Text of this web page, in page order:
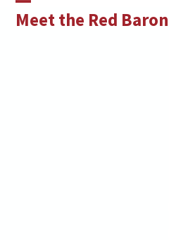
Meet the Red Baron
Open
Close